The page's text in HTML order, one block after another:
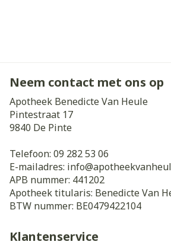
Neem contact met ons op
Apotheek Benedicte Van Heule
Pintestraat 17
9840 De Pinte
Telefoon: 09 282 53 06
E-mailadres: info@
APB nummer: 441202
Apotheek titularis: Benedicte Van
BTW nummer: BE0479422104
Klantenservice